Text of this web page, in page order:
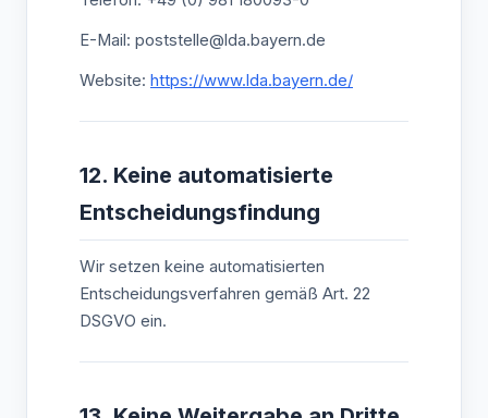
E-Mail: poststelle@lda.bayern.de
Website: https://www.lda.bayern.de/
12. Keine automatisierte
Entscheidungsfindung
Wir setzen keine automatisierten
Entscheidungsverfahren gemäß Art. 22
DSGVO ein.